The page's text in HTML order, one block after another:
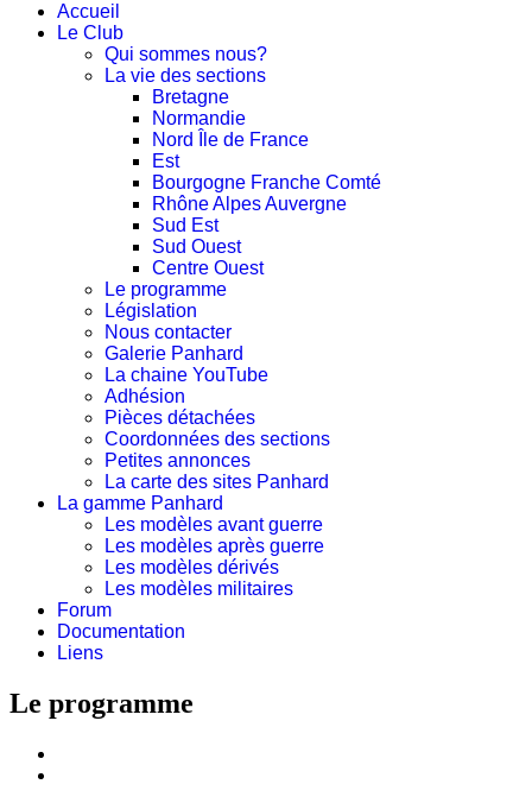
Accueil
Le Club
Qui sommes nous?
La vie des sections
Bretagne
Normandie
Nord Île de France
Est
Bourgogne Franche Comté
Rhône Alpes Auvergne
Sud Est
Sud Ouest
Centre Ouest
Le programme
Législation
Nous contacter
Galerie Panhard
La chaine YouTube
Adhésion
Pièces détachées
Coordonnées des sections
Petites annonces
La carte des sites Panhard
La gamme Panhard
Les modèles avant guerre
Les modèles après guerre
Les modèles dérivés
Les modèles militaires
Forum
Documentation
Liens
Le programme